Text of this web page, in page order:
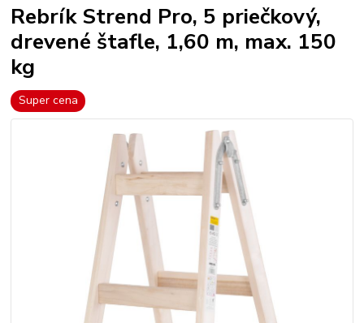
Rebrík Strend Pro, 5 priečkový,
drevené štafle, 1,60 m, max. 150
kg
Super cena